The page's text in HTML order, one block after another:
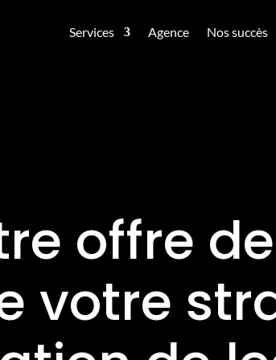
Services Agence Nos succès
offre
votre